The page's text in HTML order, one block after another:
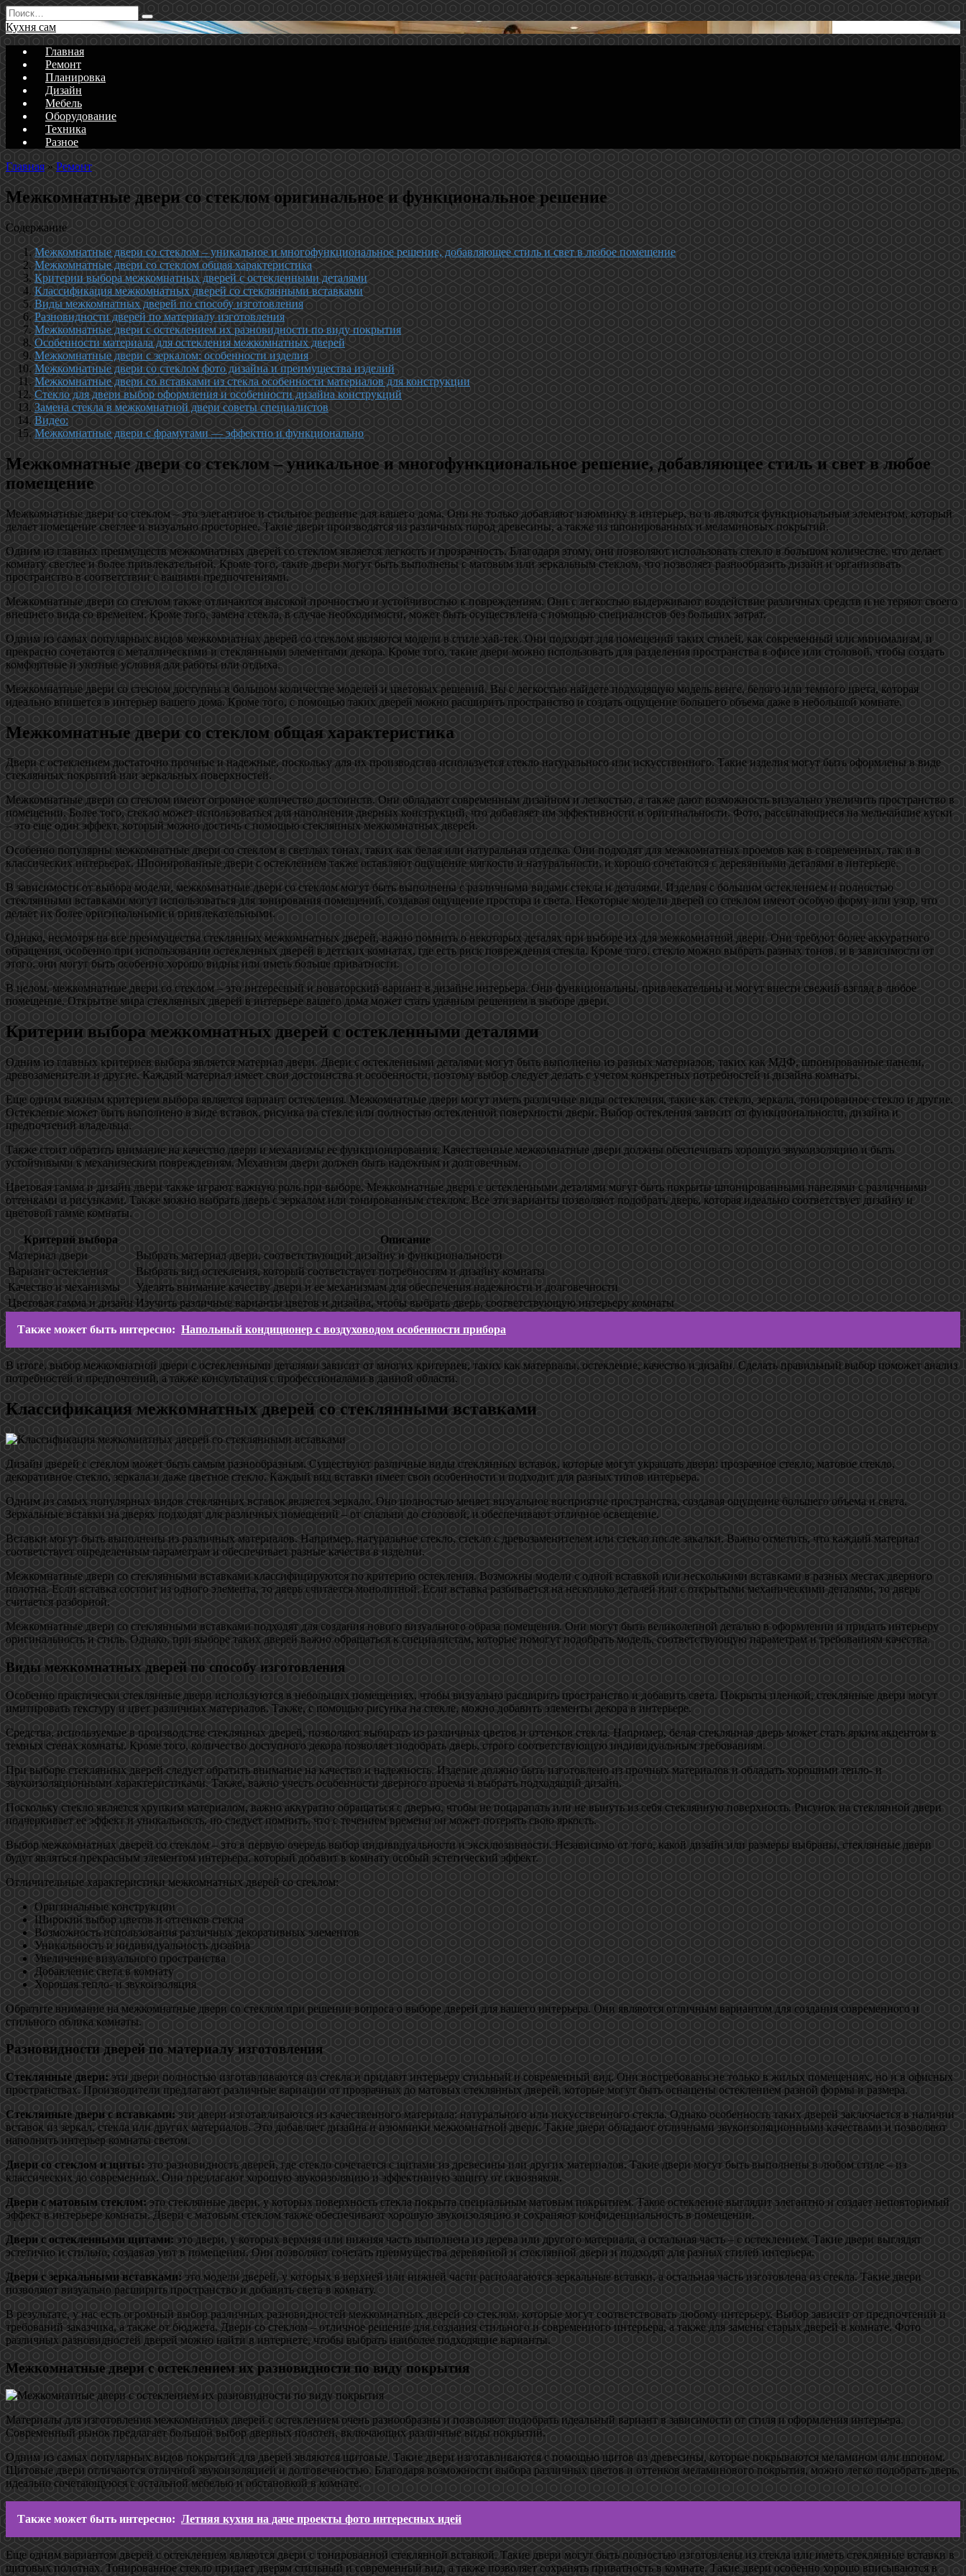
Перейти
к
содержанию
Search
for:
Кухня сам
Главная
Ремонт
Планировка
Дизайн
Мебель
Оборудование
Техника
Разное
Главная » Ремонт
Межкомнатные двери со стеклом оригинальное и функциональное решение
Содержание
Межкомнатные двери со стеклом – уникальное и многофункциональное решение, добавляющее стиль и свет в любое помещение
Межкомнатные двери со стеклом общая характеристика
Критерии выбора межкомнатных дверей с остекленными деталями
Классификация межкомнатных дверей со стеклянными вставками
Виды межкомнатных дверей по способу изготовления
Разновидности дверей по материалу изготовления
Межкомнатные двери с остеклением их разновидности по виду покрытия
Особенности материала для остекления межкомнатных дверей
Межкомнатные двери с зеркалом: особенности изделия
Межкомнатные двери со стеклом фото дизайна и преимущества изделий
Межкомнатные двери со вставками из стекла особенности материалов для конструкции
Стекло для двери выбор оформления и особенности дизайна конструкций
Замена стекла в межкомнатной двери советы специалистов
Видео:
Межкомнатные двери с фрамугами — эффектно и функционально
Межкомнатные двери со стеклом – уникальное и многофункциональное решение, добавляющее стиль и свет в любое
помещение
Межкомнатные двери со стеклом – это элегантное и стильное решение для вашего дома. Они не только добавляют изюминку в интерьер, но и являются функциональным элементом, который
делает помещение светлее и визуально просторнее. Такие двери производятся из различных пород древесины, а также из шпонированных и меламиновых покрытий.
Одним из главных преимуществ межкомнатных дверей со стеклом является легкость и прозрачность. Благодаря этому, они позволяют использовать стекло в большом количестве, что делает
комнату светлее и более привлекательной. Кроме того, такие двери могут быть выполнены с матовым или зеркальным стеклом, что позволяет разнообразить дизайн и организовать
пространство в соответствии с вашими предпочтениями.
Межкомнатные двери со стеклом также отличаются высокой прочностью и устойчивостью к повреждениям. Они с легкостью выдерживают воздействие различных средств и не теряют своего
внешнего вида со временем. Кроме того, замена стекла, в случае необходимости, может быть осуществлена с помощью специалистов без больших затрат.
Одним из самых популярных видов межкомнатных дверей со стеклом являются модели в стиле хай-тек. Они подходят для помещений таких стилей, как современный или минимализм, и
прекрасно сочетаются с металлическими и стеклянными элементами декора. Кроме того, такие двери можно использовать для разделения пространства в офисе или столовой, чтобы создать
комфортные и уютные условия для работы или отдыха.
Межкомнатные двери со стеклом доступны в большом количестве моделей и цветовых решений. Вы с легкостью найдете подходящую модель венге, белого или темного цвета, которая
идеально впишется в интерьер вашего дома. Кроме того, с помощью таких дверей можно расширить пространство и создать ощущение большего объема даже в небольшой комнате.
Межкомнатные двери со стеклом общая характеристика
Двери с остеклением достаточно прочные и надежные, поскольку для их производства используется стекло натурального или искусственного. Такие изделия могут быть оформлены в виде
стеклянных покрытий или зеркальных поверхностей.
Межкомнатные двери со стеклом имеют огромное количество достоинств. Они обладают современным дизайном и легкостью, а также дают возможность визуально увеличить пространство в
помещении. Более того, стекло может использоваться для наполнения дверных конструкций, что добавляет им эффективности и оригинальности. Фото, рассыпающиеся на мельчайшие куски
– это еще один эффект, который можно достичь с помощью стеклянных межкомнатных дверей.
Особенно популярны межкомнатные двери со стеклом в светлых тонах, таких как белая или натуральная отделка. Они подходят для межкомнатных проемов как в современных, так и в
классических интерьерах. Шпонированные двери с остеклением также оставляют ощущение мягкости и натуральности, и хорошо сочетаются с деревянными деталями в интерьере.
В зависимости от выбора модели, межкомнатные двери со стеклом могут быть выполнены с различными видами стекла и деталями. Изделия с большим остеклением и полностью
стеклянными вставками могут использоваться для зонирования помещений, создавая ощущение простора и света. Некоторые модели дверей со стеклом имеют особую форму или узор, что
делает их более оригинальными и привлекательными.
Однако, несмотря на все преимущества стеклянных межкомнатных дверей, важно помнить о некоторых деталях при выборе их для межкомнатной двери. Они требуют более аккуратного
обращения, особенно при использовании остекленных дверей в детских комнатах, где есть риск повреждения стекла. Кроме того, стекло можно выбрать разных тонов, и в зависимости от
этого, они могут быть особенно хорошо видны или иметь больше приватности.
В целом, межкомнатные двери со стеклом – это интересный и новаторский вариант в дизайне интерьера. Они функциональны, привлекательны и могут внести свежий взгляд в любое
помещение. Открытие мира стеклянных дверей в интерьере вашего дома может стать удачным решением в выборе двери.
Критерии выбора межкомнатных дверей с остекленными деталями
Одним из главных критериев выбора является материал двери. Двери с остекленными деталями могут быть выполнены из разных материалов, таких как МДФ, шпонированные панели,
древозаменители и другие. Каждый материал имеет свои достоинства и особенности, поэтому выбор следует делать с учетом конкретных потребностей и дизайна комнаты.
Еще одним важным критерием выбора является вариант остекления. Межкомнатные двери могут иметь различные виды остекления, такие как стекло, зеркала, тонированное стекло и другие.
Остекление может быть выполнено в виде вставок, рисунка на стекле или полностью остекленной поверхности двери. Выбор остекления зависит от функциональности, дизайна и
предпочтений владельца.
Также стоит обратить внимание на качество двери и механизмы ее функционирования. Качественные межкомнатные двери должны обеспечивать хорошую звукоизоляцию и быть
устойчивыми к механическим повреждениям. Механизм двери должен быть надежным и долговечным.
Цветовая гамма и дизайн двери также играют важную роль при выборе. Межкомнатные двери с остекленными деталями могут быть покрыты шпонированными панелями с различными
оттенками и рисунками. Также можно выбрать дверь с зеркалом или тонированным стеклом. Все эти варианты позволяют подобрать дверь, которая идеально соответствует дизайну и
цветовой гамме комнаты.
Критерий выбора
Описание
Материал двери
Выбрать материал двери, соответствующий дизайну и функциональности
Вариант остекления
Выбрать вид остекления, который соответствует потребностям и дизайну комнаты
Качество и механизмы
Уделять внимание качеству двери и ее механизмам для обеспечения надежности и долговечности
Цветовая гамма и дизайн Изучить различные варианты цветов и дизайна, чтобы выбрать дверь, соответствующую интерьеру комнаты
Также может быть интересно: Напольный кондиционер с воздуховодом особенности прибора
В итоге, выбор межкомнатной двери с остекленными деталями зависит от многих критериев, таких как материалы, остекление, качество и дизайн. Сделать правильный выбор поможет анализ
потребностей и предпочтений, а также консультация с профессионалами в данной области.
Классификация межкомнатных дверей со стеклянными вставками
Дизайн дверей с стеклом может быть самым разнообразным. Существуют различные виды стеклянных вставок, которые могут украшать двери: прозрачное стекло, матовое стекло,
декоративное стекло, зеркала и даже цветное стекло. Каждый вид вставки имеет свои особенности и подходит для разных типов интерьера.
Одним из самых популярных видов стеклянных вставок является зеркало. Оно полностью меняет визуальное восприятие пространства, создавая ощущение большего объема и света.
Зеркальные вставки на дверях подходят для различных помещений – от спальни до столовой, и обеспечивают отличное освещение.
Вставки могут быть выполнены из различных материалов. Например, натуральное стекло, стекло с древозаменителем или стекло после закалки. Важно отметить, что каждый материал
соответствует определенным параметрам и обеспечивает разные качества в изделии.
Межкомнатные двери со стеклянными вставками классифицируются по критерию остекления. Возможны модели с одной вставкой или несколькими вставками в разных местах дверного
полотна. Если вставка состоит из одного элемента, то дверь считается монолитной. Если вставка разбивается на несколько деталей или с открытыми механическими деталями, то дверь
считается разборной.
Межкомнатные двери со стеклянными вставками подходят для создания нового визуального образа помещения. Они могут быть великолепной деталью в оформлении и придать интерьеру
оригинальность и стиль. Однако, при выборе таких дверей важно обращаться к специалистам, которые помогут подобрать модель, соответствующую параметрам и требованиям качества.
Виды межкомнатных дверей по способу изготовления
Особенно практически стеклянные двери используются в небольших помещениях, чтобы визуально расширить пространство и добавить света. Покрыты пленкой, стеклянные двери могут
имитировать текстуру и цвет различных материалов. Также, с помощью рисунка на стекле, можно добавить элементы декора в интерьере.
Средства, используемые в производстве стеклянных дверей, позволяют выбирать из различных цветов и оттенков стекла. Например, белая стеклянная дверь может стать ярким акцентом в
темных стенах комнаты. Кроме того, количество доступного декора позволяет подобрать дверь, строго соответствующую индивидуальным требованиям.
При выборе стеклянных дверей следует обратить внимание на качество и надежность. Изделие должно быть изготовлено из прочных материалов и обладать хорошими тепло- и
звукоизоляционными характеристиками. Также, важно учесть особенности дверного проема и выбрать подходящий дизайн.
Поскольку стекло является хрупким материалом, важно аккуратно обращаться с дверью, чтобы не поцарапать или не вынуть из себя стеклянную поверхность. Рисунок на стеклянной двери
подчеркивает ее эффект и уникальность, но следует помнить, что с течением времени он может потерять свою яркость.
Выбор межкомнатных дверей со стеклом – это в первую очередь выбор индивидуальности и эксклюзивности. Независимо от того, какой дизайн или размеры выбраны, стеклянные двери
будут являться прекрасным элементом интерьера, который добавит в комнату особый эстетический эффект.
Отличительные характеристики межкомнатных дверей со стеклом:
Оригинальные конструкции
Широкий выбор цветов и оттенков стекла
Возможность использования различных декоративных элементов
Уникальность и индивидуальность дизайна
Увеличение визуального пространства
Добавление света в комнату
Хорошая тепло- и звукоизоляция
Обратите внимание на межкомнатные двери со стеклом при решении вопроса о выборе дверей для вашего интерьера. Они являются отличным вариантом для создания современного и
стильного облика комнаты.
Разновидности дверей по материалу изготовления
Стеклянные двери:эти двери полностью изготавливаются из стекла и придают интерьеру стильный и современный вид. Они востребованы не только в жилых помещениях, но и в офисных
пространствах. Производители предлагают различные вариации от прозрачных до матовых стеклянных дверей, которые могут быть оснащены остеклением разной формы и размера.
Стеклянные двери с вставками:эти двери изготавливаются из качественного материала: натурального или искусственного стекла. Однако особенность таких дверей заключается в наличии
вставок из зеркал, стекла или других материалов. Это добавляет дизайна и изюминки межкомнатной двери. Такие двери обладают отличными звукоизоляционными качествами и позволяют
наполнить интерьер комнаты светом.
Двери со стеклом и щиты:это разновидность дверей, где стекло сочетается с щитами из древесины или других материалов. Такие двери могут быть выполнены в любом стиле – из
классических до современных. Они предлагают хорошую звукоизоляцию и эффективную защиту от сквозняков.
Двери с матовым стеклом:это стеклянные двери, у которых поверхность стекла покрыта специальным матовым покрытием. Такое остекление выглядит элегантно и создает неповторимый
эффект в интерьере комнаты. Двери с матовым стеклом также обеспечивают хорошую звукоизоляцию и сохраняют конфиденциальность в помещении.
Двери с остекленными щитами:это двери, у которых верхняя или нижняя часть выполнена из дерева или другого материала, а остальная часть – с остеклением. Такие двери выглядят
эстетично и стильно, создавая уют в помещении. Они позволяют сочетать преимущества деревянной и стеклянной двери и подходят для разных стилей интерьера.
Двери с зеркальными вставками:это модели дверей, у которых в верхней или нижней части располагаются зеркальные вставки, а остальная часть изготовлена из стекла. Такие двери
позволяют визуально расширить пространство и добавить света в комнату.
В результате, у нас есть огромный выбор различных разновидностей межкомнатных дверей со стеклом, которые могут соответствовать любому интерьеру. Выбор зависит от предпочтений и
требований заказчика, а также от бюджета. Двери со стеклом – отличное решение для создания стильного и современного интерьера, а также для замены старых дверей в комнате. Фото
различных разновидностей дверей можно найти в интернете, чтобы выбрать наиболее подходящие варианты.
Межкомнатные двери с остеклением их разновидности по виду покрытия
Материалы для изготовления межкомнатных дверей с остеклением очень разнообразны и позволяют подобрать идеальный вариант в зависимости от стиля и оформления интерьера.
Современный рынок предлагает большой выбор дверных полотен, включающих различные виды покрытий.
Одним из самых популярных видов покрытий для дверей являются щитовые. Такие двери изготавливаются с помощью щитов из древесины, которые покрываются меламином или шпоном.
Щитовые двери отличаются отличной звукоизоляцией и долговечностью. Благодаря возможности выбора различных цветов и оттенков меламинового покрытия, можно легко подобрать дверь,
идеально сочетающуюся с остальной мебелью и обстановкой в комнате.
Также может быть интересно: Летняя кухня на даче проекты фото интересных идей
Еще одним вариантом дверей с остеклением являются двери с тонированной стеклянной вставкой. Такие двери могут быть полностью изготовлены из стекла или иметь стеклянные вставки в
щитовых полотнах. Тонированное стекло придает дверям стильный и современный вид, а также позволяет сохранять приватность в комнате. Такие двери особенно хорошо вписываются в